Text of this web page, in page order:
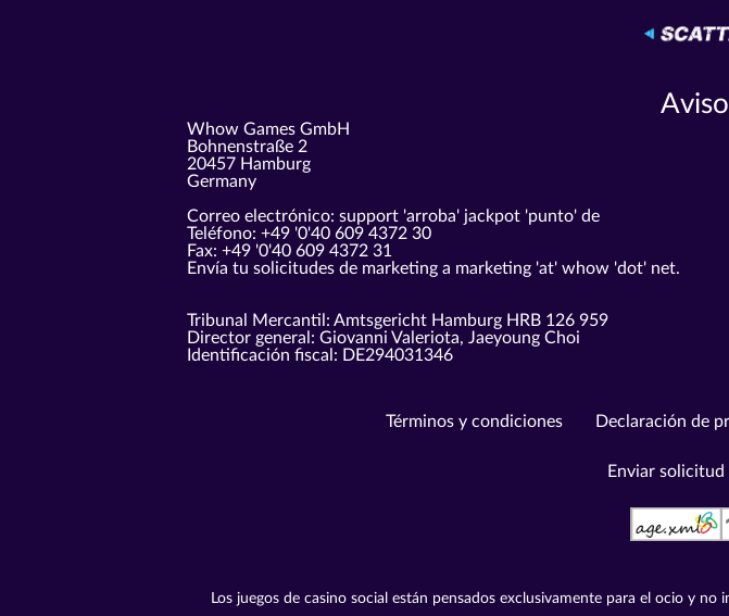
Whow Games GmbH
Bohnenstraße 2
20457 Hamburg
Germany
Correo electrónico: support 'arroba' jackpot 'punto' de
Teléfono: +49 '0'40 609 4372 30
Fax: +49 '0'40 609 4372 31
Envía tu solicitudes de marketing a marketing 'at' whow 'dot' net.
Tribunal Mercantil: Amtsgericht Hamburg HRB 126 959
Director general: Giovanni Valeriota, Jaeyoung Choi
Identificación fiscal: DE294031346
Términos y condiciones Declaración de
Enviar
Los juegos de casino social están pensados exclusivamente para el ocio y